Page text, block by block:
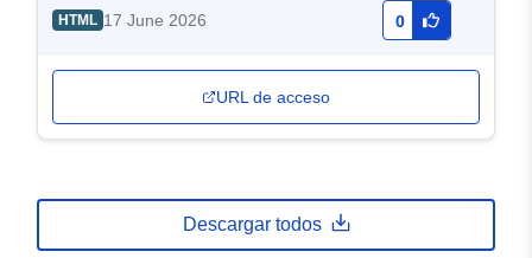
HTML 17 June 2026 0
URL de acceso
Descargar todos